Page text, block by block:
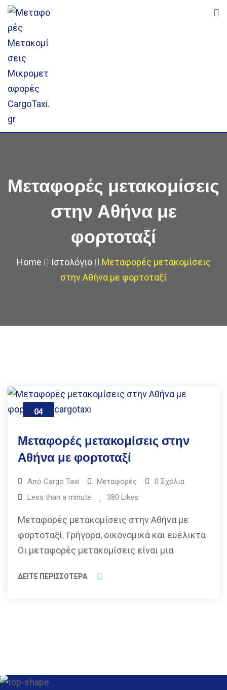
Μεταφορές μετακομίσεις
στην Αθήνα με
φορτοταξί
Home Ιστολόγιο
Μεταφορές μετακομίσεις
στην Αθήνα με φορτοταξί
04
Μεταφορές μετακομίσεις στην
Αθήνα με φορτοταξί
Από Cargo Taxi Μεταφορές 0 Σχόλια
Less than a minute
380 Likes
Μεταφορές μετακομίσεις στην Αθήνα με
φορτοταξί. Γρήγορα, οικονομικά και ευέλικτα
Οι μεταφορές μετακομίσεις είναι μια
ΔΕΙΤΕ ΠΕΡΙΣΣΟΤΕΡΑ